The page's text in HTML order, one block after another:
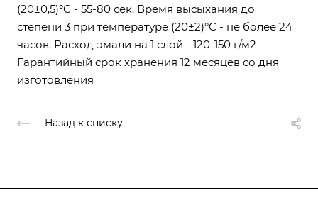
(20±0,5)°C - 55-80 сек. Время высыхания до
степени 3 при температуре (20±2)°C - не более 24
часов. Расход эмали на 1 слой - 120-150 г/м2
Гарантийный срок хранения 12 месяцев со дня
изготовления
Назад к списку